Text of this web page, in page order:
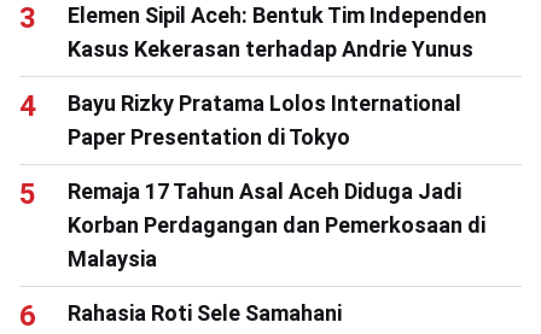
Elemen Sipil Aceh: Bentuk Tim Independen
Kasus Kekerasan terhadap Andrie Yunus
Bayu Rizky Pratama Lolos International
Paper Presentation di Tokyo
Remaja 17 Tahun Asal Aceh Diduga Jadi
Korban Perdagangan dan Pemerkosaan di
Malaysia
Rahasia Roti Sele Samahani